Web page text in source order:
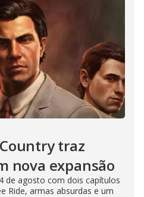
traz
nova expansão
de agosto com dois capítulos
Ride, armas absurdas e um